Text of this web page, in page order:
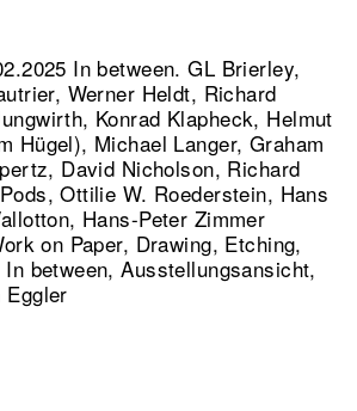
In between. GL Brierley,
Werner Heldt, Richard
Konrad Klapheck, Helmut
Hügel), Michael Langer, Graham
David Nicholson, Richard
Ottilie W. Roederstein, Hans
Hans-Peter Zimmer
on Paper, Drawing, Etching,
In between, Ausstellungsansicht,
Eggler